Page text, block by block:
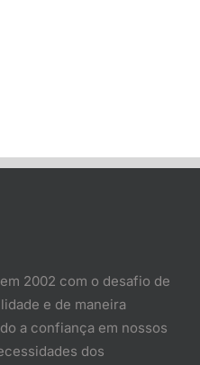
2002 com o desafio de
e de maneira
a confiança em nossos
dos